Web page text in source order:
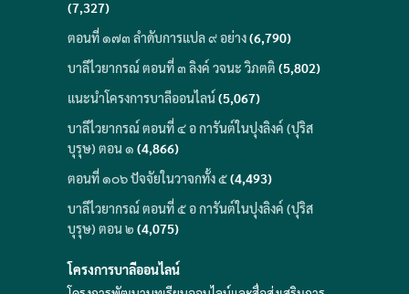
(7,327)
ตอนที่ ๑๗๓ ลำดับการแปล ๙ อย่าง(6,790)
บาลีไวยากรณ์ ตอนที่ ๓ ลิงค์ วจนะ วิภตติ (5,802)
แนะนำโครงการบาลีออนไลน์(5,067)
บาลีไวยากรณ์ ตอนที่ ๔ อ การันต์ในปุงลิงค์ (ปุริส
บุรุษ) ตอน ๑ (4,866)
ตอนที่ ๑๐๖ ปัจจัยในวาจกทั้ง ๕(4,493)
บาลีไวยากรณ์ ตอนที่ ๕ อ การันต์ในปุงลิงค์ (ปุริส
บุรุษ) ตอน ๒ (4,075)
โครงการบาลีออนไลน์